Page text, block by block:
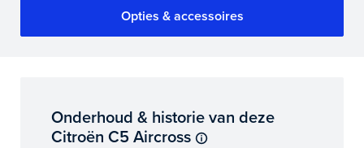
Opties & accessoires
Onderhoud & historie van deze
Citroën C5 Aircross